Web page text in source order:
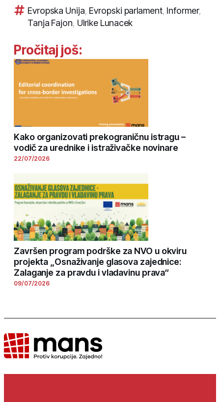
Evropska Unija, Evropski parlament, Informer,
Tanja Fajon, Ulrike Lunacek
Pročitaj još:
Kako organizovati prekograničnu istragu –
vodič za urednike i istraživačke novinare
22/07/2026
Završen program podrške za NVO u okviru
projekta „Osnaživanje glasova zajednice:
Zalaganje za pravdu i vladavinu prava“
09/07/2026